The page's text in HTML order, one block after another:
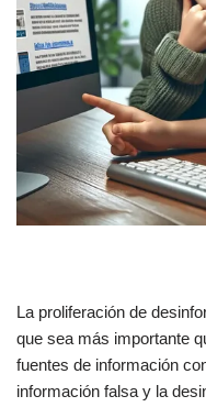
La proliferación de
que sea más importante
fuentes de información
información falsa y la